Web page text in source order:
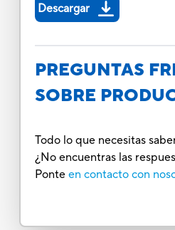
Descargar
PREGUNTAS
SOBRE
Todo lo que necesitas
¿No encuentras las
Ponte en contacto con